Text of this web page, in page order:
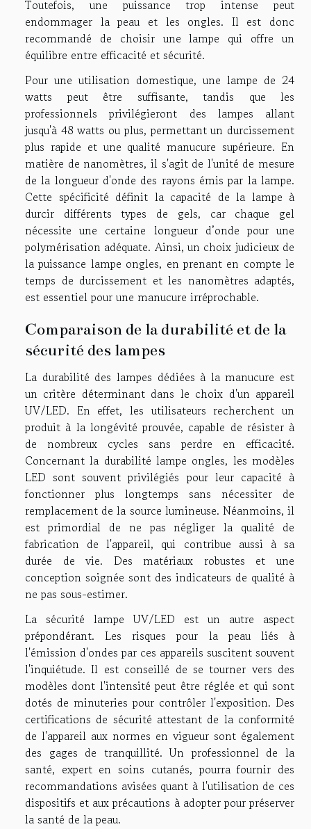
Toutefois, une puissance trop intense peut
endommager la peau et les ongles. Il est donc
recommandé de choisir une lampe qui offre un
équilibre entre efficacité et sécurité.
Pour une utilisation domestique, une lampe de 24
watts peut être suffisante, tandis que les
professionnels privilégieront des lampes allant
jusqu'à 48 watts ou plus, permettant un durcissement
plus rapide et une qualité manucure supérieure. En
matière de nanomètres, il s'agit de l'unité de mesure
de la longueur d'onde des rayons émis par la lampe.
Cette spécificité définit la capacité de la lampe à
durcir différents types de gels, car chaque gel
nécessite une certaine longueur d’onde pour une
polymérisation adéquate. Ainsi, un choix judicieux de
la puissance lampe ongles, en prenant en compte le
temps de durcissement et les nanomètres adaptés,
est essentiel pour une manucure irréprochable.
Comparaison de la durabilité et de la
sécurité des lampes
La durabilité des lampes dédiées à la manucure est
un critère déterminant dans le choix d'un appareil
UV/LED. En effet, les utilisateurs recherchent un
produit à la longévité prouvée, capable de résister à
de nombreux cycles sans perdre en efficacité.
Concernant la durabilité lampe ongles, les modèles
LED sont souvent privilégiés pour leur capacité à
fonctionner plus longtemps sans nécessiter de
remplacement de la source lumineuse. Néanmoins, il
est primordial de ne pas négliger la qualité de
fabrication de l'appareil, qui contribue aussi à sa
durée de vie. Des matériaux robustes et une
conception soignée sont des indicateurs de qualité à
ne pas sous-estimer.
La sécurité lampe UV/LED est un autre aspect
prépondérant. Les risques pour la peau liés à
l'émission d'ondes par ces appareils suscitent souvent
l'inquiétude. Il est conseillé de se tourner vers des
modèles dont l'intensité peut être réglée et qui sont
dotés de minuteries pour contrôler l'exposition. Des
certifications de sécurité attestant de la conformité
de l'appareil aux normes en vigueur sont également
des gages de tranquillité. Un professionnel de la
santé, expert en soins cutanés, pourra fournir des
recommandations avisées quant à l'utilisation de ces
dispositifs et aux précautions à adopter pour préserver
la santé de la peau.